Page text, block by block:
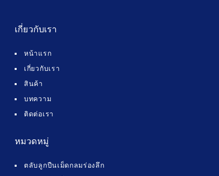
เกี่ยวกับเรา
หน้าแรก
เกี่ยวกับเรา
สินค้า
บทความ
ติดต่อเรา
หมวดหมู่
ตลับลูกปืนเม็ดกลมร่องลึก